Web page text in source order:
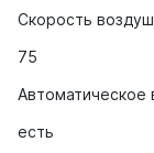
Скорость
75
Автоматическое
есть